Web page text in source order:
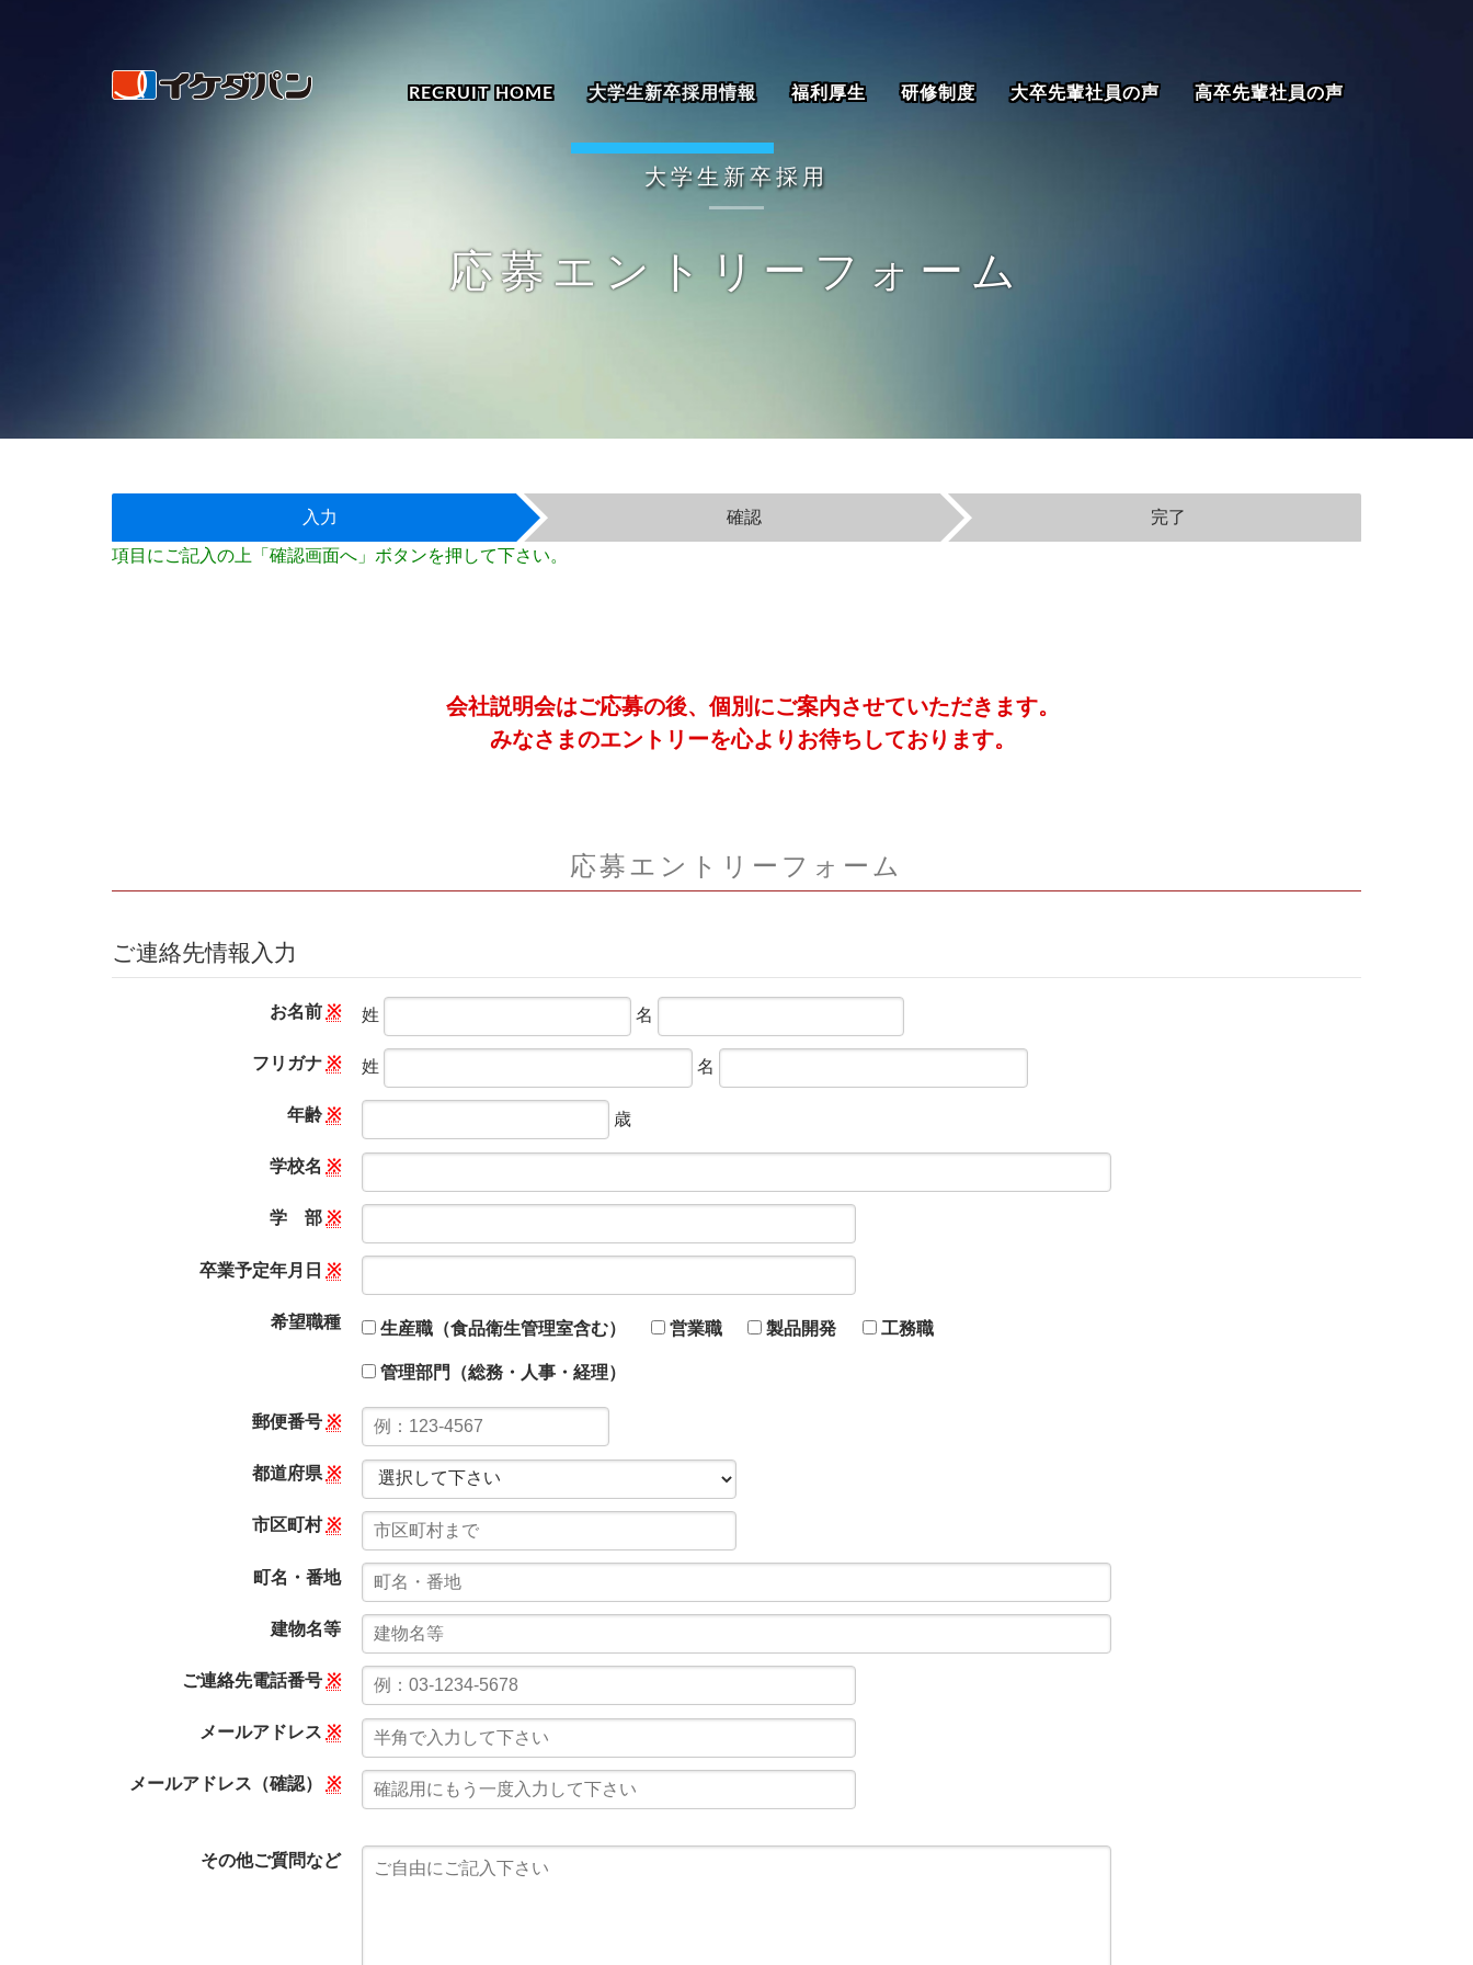
RECRUIT HOME 大学生新卒採用情報 福利厚生 研修制度 大卒先輩社員の声 高卒先輩社員の声
大学生新卒採用
応募エントリーフォーム
入力 確認 完了
項目にご記入の上「確認画面へ」ボタンを押して下さい。
会社説明会はご応募の後、個別にご案内させていただきます。
みなさまのエントリーを心よりお待ちしております。
応募エントリーフォーム
ご連絡先情報入力
お名前 ※ 姓 名
フリガナ ※ 姓 名
年齢 ※ 歳
学校名 ※
学 部 ※
卒業予定年月日 ※
希望職種 生産職（食品衛生管理室含む） 営業職 製品開発 工務職
管理部門（総務・人事・経理）
郵便番号 ※
都道府県 ※
市区町村※
町名・番地
建物名等
ご連絡先電話番号 ※
メールアドレス ※
メールアドレス（確認） ※
その他ご質問など